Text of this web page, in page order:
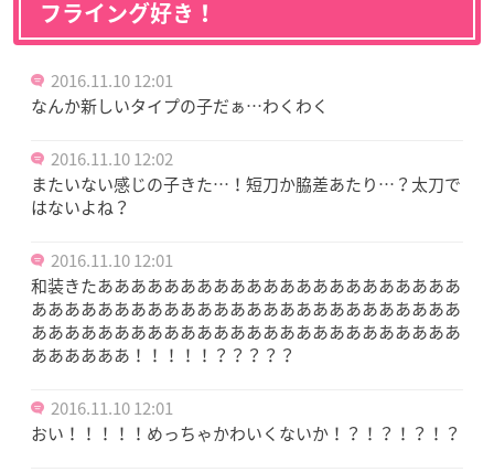
フライング好き！
2016.11.10 12:01
なんか新しいタイプの子だぁ…わくわく
2016.11.10 12:02
またいない感じの子きた…！短刀か脇差あたり…？太刀で
はないよね？
2016.11.10 12:01
和装きたああああああああああああああああああああああ
ああああああああああああああああああああああああああ
ああああああああああああああああああああああああああ
ああああああ！！！！！？？？？？
2016.11.10 12:01
おい！！！！！めっちゃかわいくないか！？！？！？！？